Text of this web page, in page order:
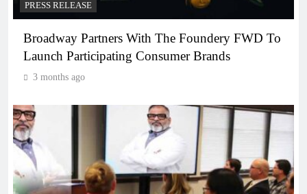
PRESS RELEASE
Broadway Partners With The Foundery FWD To
Launch Participating Consumer Brands
3 months ago